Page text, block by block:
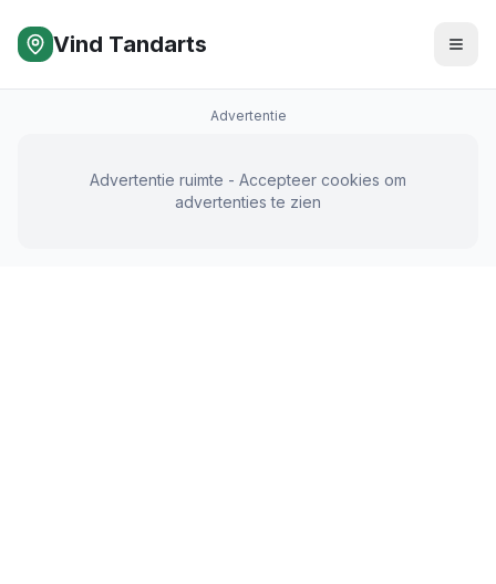
Vind Tandarts
Advertentie
Advertentie ruimte - Accepteer cookies om
advertenties te zien